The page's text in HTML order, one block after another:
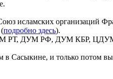
исламских организаций
подробно здесь).
ДУМ РТ, ДУМ РФ, ДУМ КБР,
Сасыкине, и только потом